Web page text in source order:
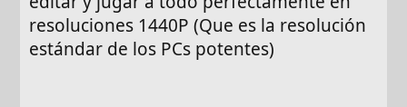
resoluciones 1440P (Que es la resolución
estándar de los PCs potentes)